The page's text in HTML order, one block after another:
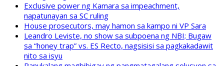
Exclusive power ng Kamara sa impeachment,
napatunayan sa SC ruling
House prosecutors, may hamon sa kampo ni VP Sara
Leandro Leviste, no show sa subpoena ng NBI; Bugaw
sa “honey trap” vs. ES Recto, nagsisisi sa pagkakadawit
nito sa isyu